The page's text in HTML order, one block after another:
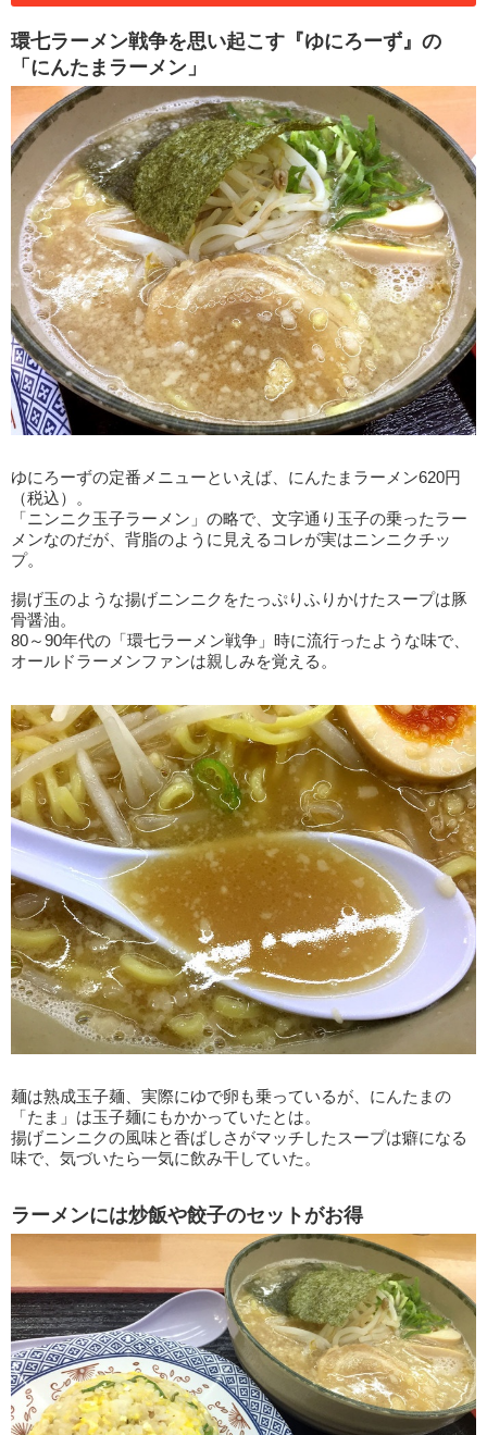
環七ラーメン戦争を思い起こす『ゆにろーず』の
「にんたまラーメン」
ゆにろーずの定番メニューといえば、にんたまラーメン620円
（税込）。
「ニンニク玉子ラーメン」の略で、文字通り玉子の乗ったラー
メンなのだが、背脂のように見えるコレが実はニンニクチッ
プ。
揚げ玉のような揚げニンニクをたっぷりふりかけたスープは豚
骨醤油。
80～90年代の「環七ラーメン戦争」時に流行ったような味で、
オールドラーメンファンは親しみを覚える。
麺は熟成玉子麺、実際にゆで卵も乗っているが、にんたまの
「たま」は玉子麺にもかかっていたとは。
揚げニンニクの風味と香ばしさがマッチしたスープは癖になる
味で、気づいたら一気に飲み干していた。
ラーメンには炒飯や餃子のセットがお得